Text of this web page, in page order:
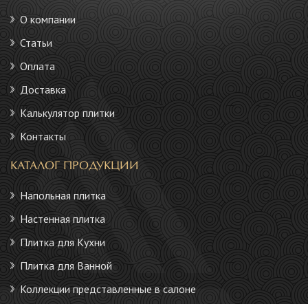
О компании
Статьи
Оплата
Доставка
Калькулятор плитки
Контакты
КАТАЛОГ ПРОДУКЦИИ
Напольная плитка
Настенная плитка
Плитка для Кухни
Плитка для Ванной
Коллекции представленные в салоне